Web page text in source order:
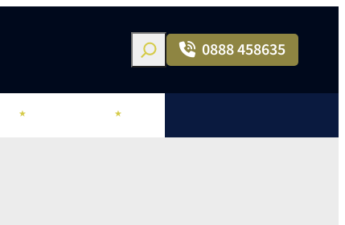
Search
0888 458635